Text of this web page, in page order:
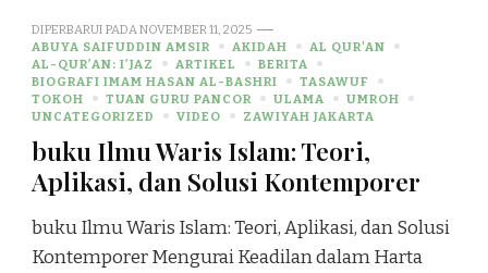
DIPERBARUI PADA NOVEMBER 11, 2025
ABUYA SAIFUDDIN AMSIR
AKIDAH
AL QUR'AN
AL-QUR’AN: I’JAZ
ARTIKEL
BERITA
BIOGRAFI IMAM HASAN AL-BASHRI
TASAWUF
TOKOH
TUAN GURU PANCOR ULAMA
UMROH
UNCATEGORIZED
VIDEO ZAWIYAH JAKARTA
buku Ilmu Waris Islam: Teori,
Aplikasi, dan Solusi Kontemporer
buku Ilmu Waris Islam: Teori, Aplikasi, dan Solusi
Kontemporer Mengurai Keadilan dalam Harta